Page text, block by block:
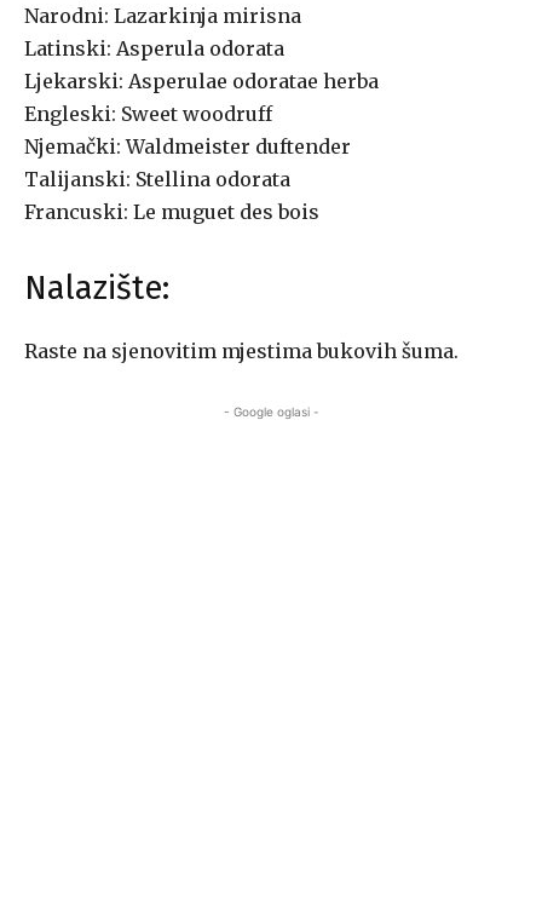
Narodni: Lazarkinja mirisna
Latinski: Asperula odorata
Ljekarski: Asperulae odoratae herba
Engleski: Sweet woodruff
Njemački: Waldmeister duftender
Talijanski: Stellina odorata
Francuski: Le muguet des bois
Nalazište:
Raste na sjenovitim mjestima bukovih šuma.
- Google oglasi -